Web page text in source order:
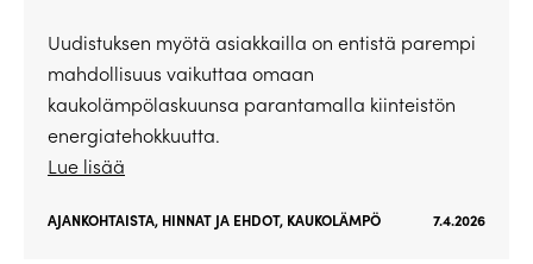
Uudistuksen myötä asiakkailla on entistä parempi
mahdollisuus vaikuttaa omaan
kaukolämpölaskuunsa parantamalla kiinteistön
energiatehokkuutta.
Lue lisää
AJANKOHTAISTA, HINNAT JA EHDOT, KAUKOLÄMPÖ 7.4.2026